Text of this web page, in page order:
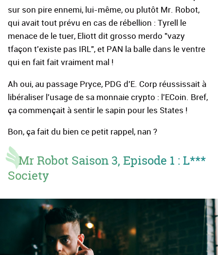
sur son pire ennemi, lui-même, ou plutôt Mr. Robot,
qui avait tout prévu en cas de rébellion : Tyrell le
menace de le tuer, Eliott dit grosso merdo "vazy
tfaçon t'existe pas IRL", et PAN la balle dans le ventre
qui en fait fait vraiment mal !
Ah oui, au passage Pryce, PDG d'E. Corp réussissait à
libéraliser l'usage de sa monnaie crypto : l'ECoin. Bref,
ça commençait à sentir le sapin pour les States !
Bon, ça fait du bien ce petit rappel, nan ?
Mr Robot Saison 3, Episode 1 : L***
Society